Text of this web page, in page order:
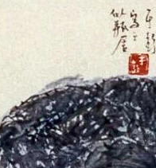
Search the Collection